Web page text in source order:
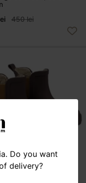
450 lei
Do you want
delivery?